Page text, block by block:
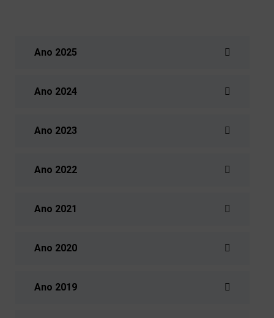
Ano 2025
Ano 2024
Ano 2023
Ano 2022
Ano 2021
Ano 2020
Ano 2019